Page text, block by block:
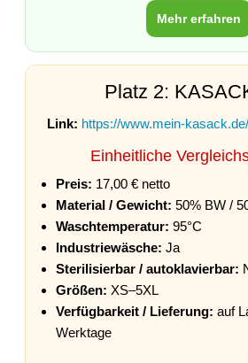
Mehr erfahren
Platz 2:
Link: https://www.mein-
Einheitliche
Preis: 17,00 € netto
Material / Gewicht: 50% BW /
Waschtemperatur: 95°C
Industriewäsche: Ja
Sterilisierbar / autoklavierbar:
Größen: XS–5XL
Verfügbarkeit / Lieferung: auf
Werktage